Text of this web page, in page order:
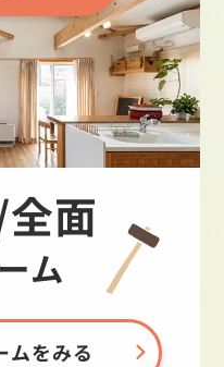
/全面
ム
ムをみる